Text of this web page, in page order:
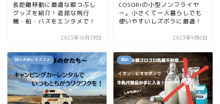
長距離移動に最適な暇つぶし
グッズを紹介！退屈な飛行
機・船・バスをエンタメで！
2023年10月28日
COSORIの小型ノンフライヤ
ー。小さくて一人暮らしでも
使いやすいしズボラに最適！
2023年9月6日
旅のお供にオススメ 雑記